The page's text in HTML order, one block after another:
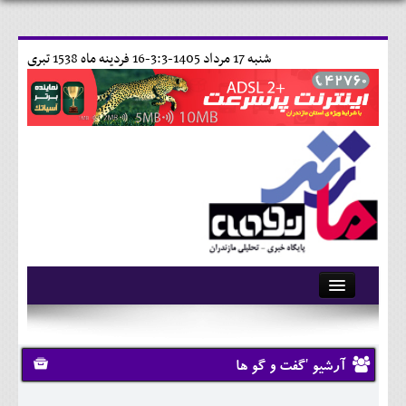
16 فردينه ماه 1538 تبری شنبه 17 مرداد 1405-3:3-
آرشیو
تماس با ما
وبلاگ
آرشیو 'گفت و گو ها